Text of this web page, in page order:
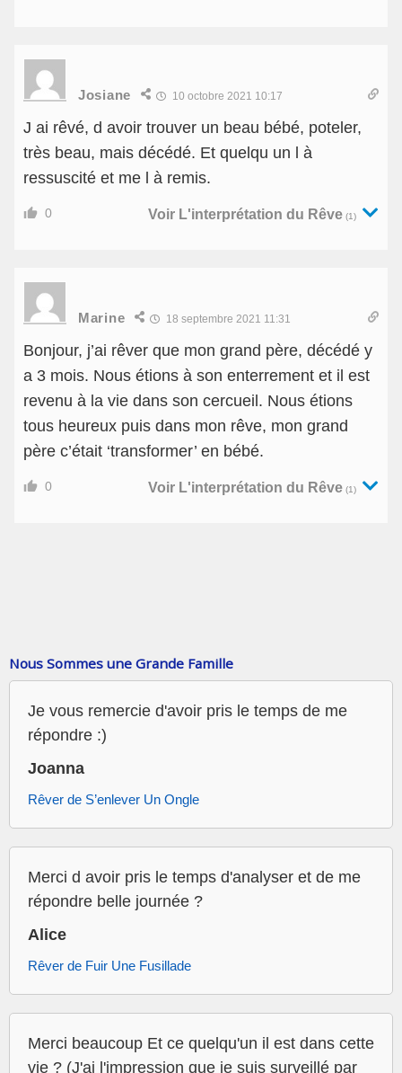
Josiane 10 octobre 2021 10:17
J ai rêvé, d avoir trouver un beau bébé, poteler,
très beau, mais décédé. Et quelqu un l à
ressuscité et me l à remis.
0 Voir L'interprétation du Rêve (1)
Marine 18 septembre 2021 11:31
Bonjour, j’ai rêver que mon grand père, décédé y
a 3 mois. Nous étions à son enterrement et il est
revenu à la vie dans son cercueil. Nous étions
tous heureux puis dans mon rêve, mon grand
père c’était ‘transformer’ en bébé.
0 Voir L'interprétation du Rêve (1)
Nous Sommes une Grande Famille
Je vous remercie d'avoir pris le temps de me
répondre :)
Joanna
Rêver de S’enlever Un Ongle
Merci d avoir pris le temps d'analyser et de me
répondre belle journée ?
Alice
Rêver de Fuir Une Fusillade
Merci beaucoup Et ce quelqu'un il est dans cette
vie ? (J'ai l'impression que je suis surveillé par